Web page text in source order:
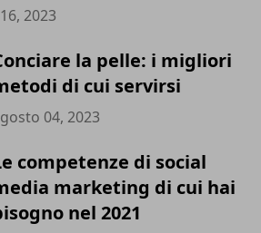
2023
la pelle: i migliori
di cui servirsi
04, 2023
competenze di social
marketing di cui hai
nel 2021